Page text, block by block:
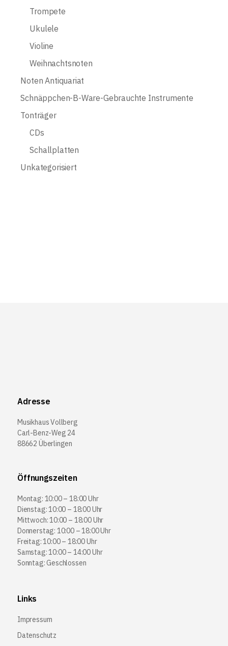
Trompete
Ukulele
Violine
Weihnachtsnoten
Noten Antiquariat
Schnäppchen-B-Ware-Gebrauchte Instrumente
Tonträger
CDs
Schallplatten
Unkategorisiert
Adresse
Musikhaus Vollberg
Carl-Benz-Weg 24
88662 Überlingen
Öffnungszeiten
Montag: 10:00 – 18:00 Uhr
Dienstag: 10:00 – 18:00 Uhr
Mittwoch: 10:00 – 18:00 Uhr
Donnerstag: 10:00 – 18:00 Uhr
Freitag: 10:00 – 18:00 Uhr
Samstag: 10:00 – 14:00 Uhr
Sonntag: Geschlossen
Links
Impressum
Datenschutz